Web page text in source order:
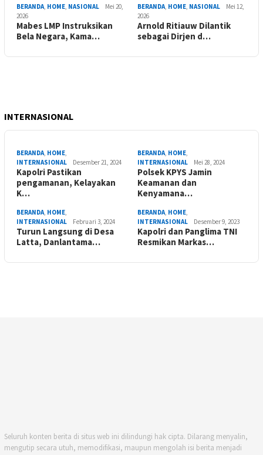
BERANDA, HOME, NASIONAL
Mei 20,
2026
Mabes LMP Instruksikan
Bela Negara, Kama…
BERANDA, HOME, NASIONAL
Mei 12,
2026
Arnold Ritiauw Dilantik
sebagai Dirjen d…
INTERNASIONAL
BERANDA, HOME,
INTERNASIONAL
Desember 21, 2024
Kapolri Pastikan
pengamanan, Kelayakan
K…
BERANDA, HOME,
INTERNASIONAL
Mei 28, 2024
Polsek KPYS Jamin
Keamanan dan
Kenyamana…
BERANDA, HOME,
INTERNASIONAL
Februari 3, 2024
Turun Langsung di Desa
Latta, Danlantama…
BERANDA, HOME,
INTERNASIONAL
Desember 9, 2023
Kapolri dan Panglima TNI
Resmikan Markas…
Seluruh konten berita di situs web ini dilindungi hak cipta. Dilarang menyalin,
mengutip secara utuh, memodifikasi, maupun mengolah isi berita menjadi